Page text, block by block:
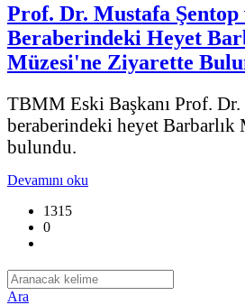
Prof. Dr. Mustafa Şentop
Beraberindeki Heyet
Müzesi'ne Ziyarette
TBMM Eski Başkanı Prof.
beraberindeki heyet Barbarlık
bulundu.
Devamını oku
1315
0
Ara